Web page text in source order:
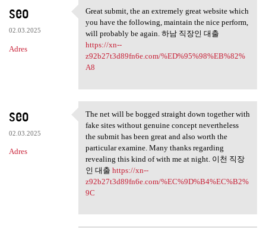
seo
02.03.2025
Adres
Great submit, the an
Great submit, the an extremely great website which
you have the following, maintain the nice perform,
will probably be again. 하남 직장인 대출
https://xn--
z92b27t3d89fn6e.com/%ED%95%98%EB%82%
A8
seo
02.03.2025
Adres
The net will be bogged
The net will be bogged straight down together with
fake sites without genuine concept nevertheless
the submit has been great and also worth the
particular examine. Many thanks regarding
revealing this kind of with me at night. 이천 직장
인 대출 https://xn--
z92b27t3d89fn6e.com/%EC%9D%B4%EC%B2%
9C